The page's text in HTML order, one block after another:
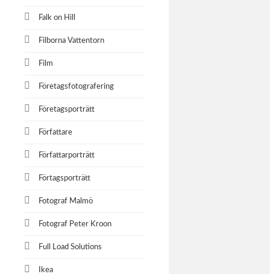
Falk on Hill
Filborna Vattentorn
Film
Företagsfotografering
Företagsporträtt
Författare
Författarporträtt
Förtagsporträtt
Fotograf Malmö
Fotograf Peter Kroon
Full Load Solutions
Ikea